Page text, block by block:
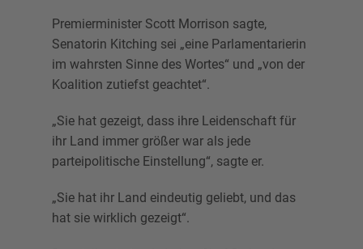
Premierminister Scott Morrison sagte,
Senatorin Kitching sei „eine Parlamentarierin
im wahrsten Sinne des Wortes“ und „von der
Koalition zutiefst geachtet“.
„Sie hat gezeigt, dass ihre Leidenschaft für
ihr Land immer größer war als jede
parteipolitische Einstellung“, sagte er.
„Sie hat ihr Land eindeutig geliebt, und das
hat sie wirklich gezeigt“.